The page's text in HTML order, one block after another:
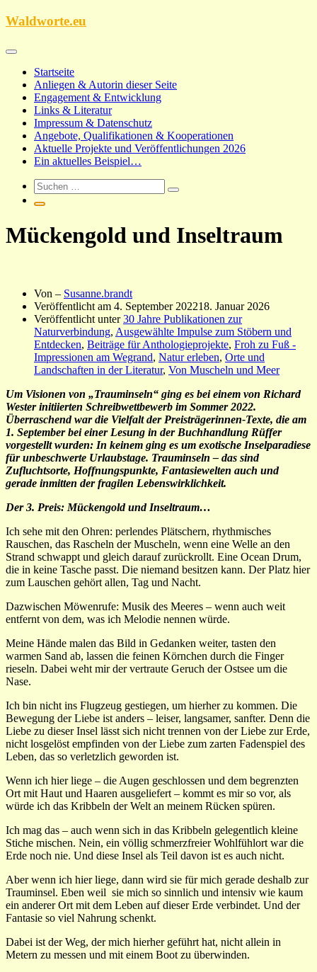
Zum
Waldworte.eu
Startseite
Anliegen & Autorin dieser Seite
Engagement & Entwicklung
Links & Literatur
Impressum & Datenschutz
Angebote, Qualifikationen & Kooperationen
Aktuelle Projekte und Veröffentlichungen 2026
Ein aktuelles Beispiel…
Mückengold und Inseltraum
Von – Susanne.brandt
Veröffentlicht am 4. September 202218. Januar 2026
Veröffentlicht unter30 Jahre Publikationen zur
Naturverbindung, Ausgewählte Impulse zum Stöbern und
Entdecken, Beiträge für Anthologieprojekte, Froh zu Fuß -
Impressionen am Wegrand, Natur erleben, Orte und
Landschaften in der Literatur, Von Muscheln und Meer
Um Visionen von „Trauminseln“ ging es bei einem von Richard
Wester initiierten Schreibwettbewerb im Sommer 2022.
Überraschend war die Vielfalt der Preisträgerinnen-Texte, die am
1. September bei einer Lesung in der Buchhandlung Rüffer
vorgestellt wurden: In keinem ging es um exotische Inselparadiese
für unbeschwerte Urlaubstage. Trauminseln – das sind
Zufluchtsorte, Hoffnungspunkte, Fantasiewelten auch und
gerade inmitten der fragilen Lebenswirklichkeit.
Der 3. Preis: Mückengold und Inseltraum…
Ich sehe mit den Ohren: perlendes Plätschern, rhythmisches
Rauschen, das Rascheln der Muscheln, wenn eine Welle an den
Strand schwappt und gleich darauf zurückrollt. Eine Ocean Drum,
die in keine Tasche passt. Die niemand besitzen kann. Der Platz hier
zum Lauschen gehört allen, Tag und Nacht.
Dazwischen Möwenrufe: Musik des Meeres – wenn auch weit
entfernt von dem, was ich Melodie nennen würde.
Meine Hände malen das Bild in Gedanken weiter, tasten den
warmen Sand ab, lassen die feinen Körnchen durch die Finger
rieseln. Dabei weht mir der vertraute Geruch der Ostsee um die
Nase.
Ich bin nicht ins Flugzeug gestiegen, um hierher zu kommen. Die
Bewegung der Liebe ist anders – leiser, langsamer, sanfter. Denn die
Liebe zu dieser Insel lässt sich nicht trennen von der Liebe zur Erde,
nicht losgelöst empfinden von der Liebe zum zarten Fadenspiel des
Leben, das so verletzlich geworden ist.
Wenn ich hier liege – die Augen geschlossen und dem begrenzten
Ort mit Haut und Haaren ausgeliefert – kommt es mir so vor, als
würde ich das Kribbeln der Welt an meinem Rücken spüren.
Ich mag das – auch wenn sich in das Kribbeln gelegentlich kleine
Stiche mischen. Nein, ein völlig schmerzfreier Wohlfühlort war die
Erde noch nie. Und diese Insel als Teil davon ist es auch nicht.
Aber wenn ich hier liege, dann wird sie für mich gerade deshalb zur
Trauminsel. Eben weil sie mich so sinnlich und intensiv wie kaum
ein anderer Ort mit dem Leben auf dieser Erde verbindet. Und der
Fantasie so viel Nahrung schenkt.
Dabei ist der Weg, der mich hierher geführt hat, nicht allein in
Metern zu messen und mit einem Boot zu überwinden.